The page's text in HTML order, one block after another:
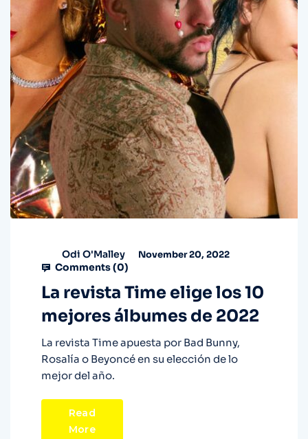
Odi O'Malley November 20, 2022
Comments (0)
La revista Time elige los 10
mejores álbumes de 2022
La revista Time apuesta por Bad Bunny,
Rosalía o Beyoncé en su elección de lo
mejor del año.
Read
More